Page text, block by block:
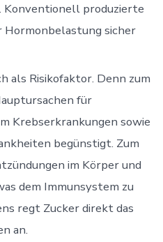
Konventionell produzierte
Hormonbelastung sicher
als Risikofaktor. Denn zum
für
Krebserkrankungen sowie
begünstigt. Zum
im Körper und
dem Immunsystem zu
regt Zucker direkt das
an.